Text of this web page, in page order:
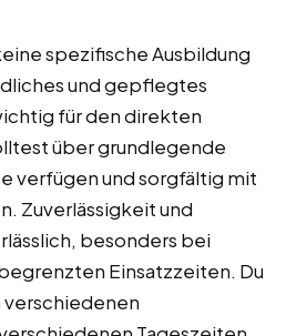
spezifische Ausbildung
und gepflegtes
für den direkten
über grundlegende
verfügen und sorgfältig mit
Zuverlässigkeit und
besonders bei
Einsatzzeiten. Du